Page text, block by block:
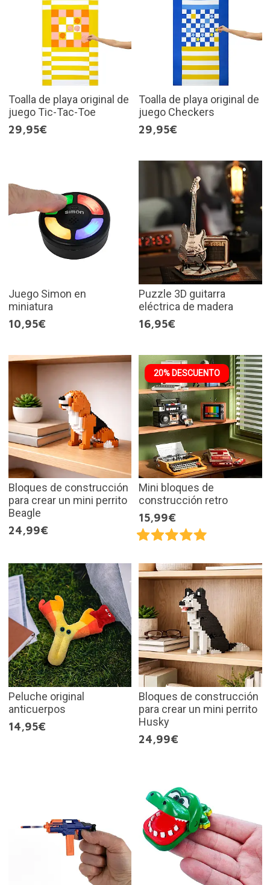
Toalla de playa original de
juego Tic-Tac-Toe
29,95€
Toalla de playa original de
juego Checkers
29,95€
Juego Simon en
miniatura
10,95€
Puzzle 3D guitarra
eléctrica de madera
16,95€
Bloques de construcción
para crear un mini perrito
Beagle
24,99€
20% DESCUENTO
Mini bloques de
construcción retro
15,99€
Peluche original
anticuerpos
14,95€
Bloques de construcción
para crear un mini perrito
Husky
24,99€